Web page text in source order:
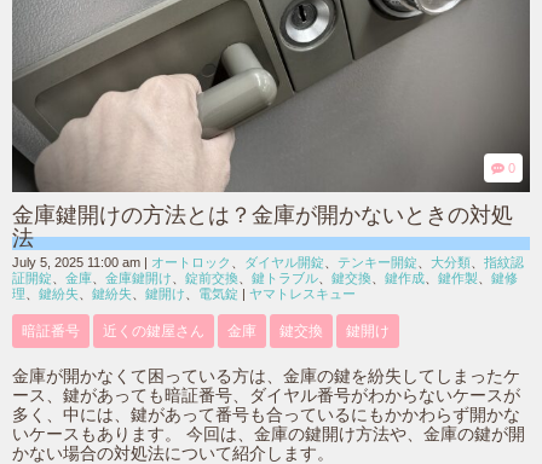
0
金庫鍵開けの方法とは？金庫が開かないときの対処
法
July 5, 2025 11:00 am | オートロック ダイヤル開錠 テンキー開錠 大分類
指紋認
証開錠
金庫 金庫鍵開け 錠前交換 鍵トラブル 鍵交換 鍵作成 鍵作製
鍵修
理
鍵紛失 鍵紛失 鍵開け 電気錠 | ヤマトレスキュー
暗証番号 近くの鍵屋さん 金庫 鍵交換 鍵開け
金庫が開かなくて困っている方は、金庫の鍵を紛失してしまったケ
ース、鍵があっても暗証番号、ダイヤル番号がわからないケースが
多く、中には、鍵があって番号も合っているにもかかわらず開かな
いケースもあります。 今回は、金庫の鍵開け方法や、金庫の鍵が開
かない場合の対処法について紹介します。